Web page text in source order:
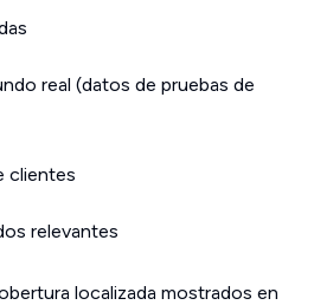
real (datos de pruebas de
clientes
relevantes
localizada mostrados en